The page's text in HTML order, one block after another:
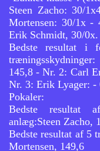
Steen Zacho: 30/
Mortensen: 30/1x -
Erik Schmidt, 30/0x.
Bedste resultat i
145,8 - Nr. 2: Carl
Nr. 3: Erik Lyager: -
Pokaler:
Bedste resultat
anlæg:Steen Zacho,
Bedste resultat af 5
Mortensen, 149,6